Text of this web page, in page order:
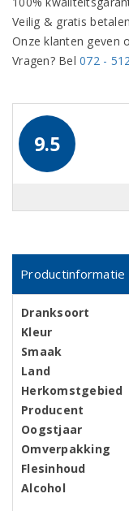
Veilig & gratis
Onze klanten geven
Vragen? Bel072 -
9.5
Productinformatie
Dranksoort
Kleur
Smaak
Land
Herkomstgebied
Producent
Oogstjaar
Omverpakking
Flesinhoud
Alcohol